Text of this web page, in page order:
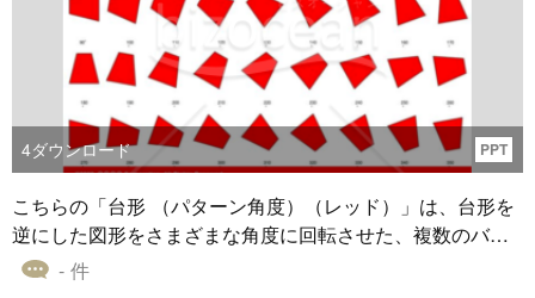
4ダウンロード PPT
こちらの「台形 （パターン角度）（レッド）」は、台形を
逆にした図形をさまざまな角度に回転させた、複数のバリ
エーションで作成したオートシェイプ素材です。 ベースカ
- 件